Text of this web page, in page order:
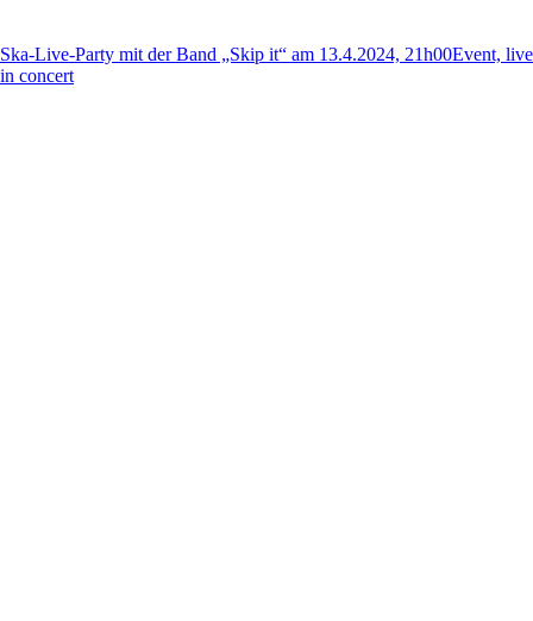
Ska-Live-Party mit der Band „Skip it“ am 13.4.2024, 21h00Event, live
in concert